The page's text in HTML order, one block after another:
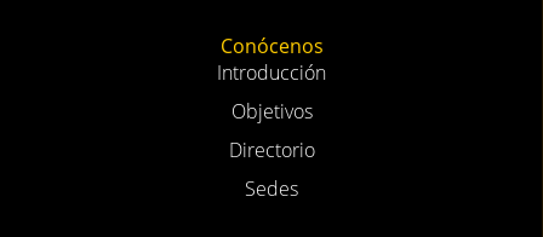
Conócenos
Introducción
Objetivos
Directorio
Sedes